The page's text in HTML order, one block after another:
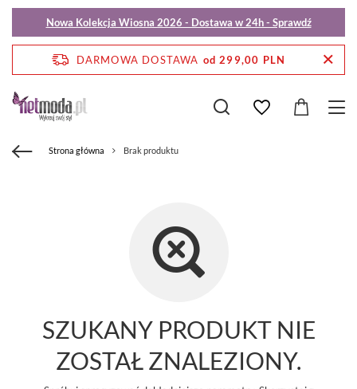
Nowa Kolekcja Wiosna 2026 - Dostawa w 24h - Sprawdź
DARMOWA DOSTAWA od 299,00 PLN
Strona główna Brak produktu
SZUKANY PRODUKT NIE
ZOSTAŁ ZNALEZIONY.